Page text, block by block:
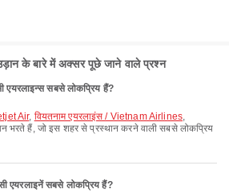
के बारे में अक्सर पूछे जाने वाले प्रश्न
एयरलाइन्स सबसे लोकप्रिय हैं?
Air, वियतनाम एयरलाइंस / Vietnam Airlines,
भरते हैं, जो इस शहर से प्रस्थान करने वाली सबसे लोकप्रिय
एयरलाइनें सबसे लोकप्रिय हैं?